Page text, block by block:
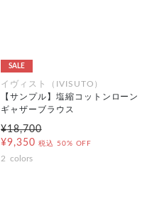
SALE
イヴィスト（IVISUTO）
【サンプル】塩縮コットンローン
ギャザーブラウス
¥18,700
¥9,350 税込 50% OFF
2 colors